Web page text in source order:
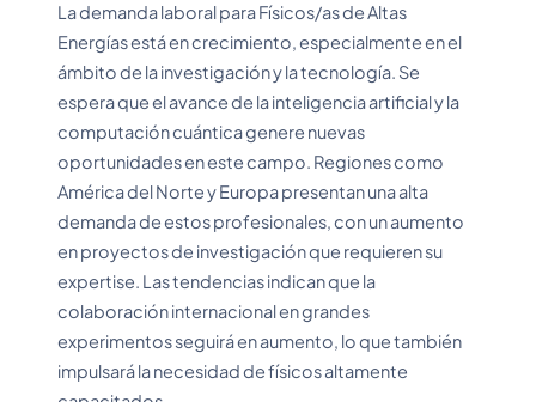
La demanda laboral para Físicos/as de Altas
Energías está en crecimiento, especialmente en el
ámbito de la investigación y la tecnología. Se
espera que el avance de la inteligencia artificial y la
computación cuántica genere nuevas
oportunidades en este campo. Regiones como
América del Norte y Europa presentan una alta
demanda de estos profesionales, con un aumento
en proyectos de investigación que requieren su
expertise. Las tendencias indican que la
colaboración internacional en grandes
experimentos seguirá en aumento, lo que también
impulsará la necesidad de físicos altamente